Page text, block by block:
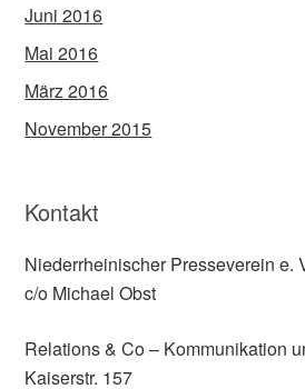
Juni 2016
Mai 2016
März 2016
November 2015
Kontakt
Niederrheinischer Presseverein e.
c/o Michael Obst
Relations & Co – Kommunikation
Kaiserstr. 157